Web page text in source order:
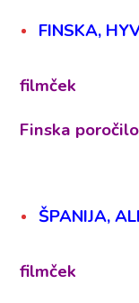
FINSKA,
filmček
Finska
ŠPANIJA,
filmček